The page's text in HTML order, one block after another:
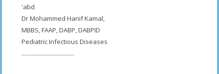
'abd
Dr Mohammed Hanif Kamal,
MBBS, FAAP, DABP, DABPID
Pediatric Infectious Diseases
....................................